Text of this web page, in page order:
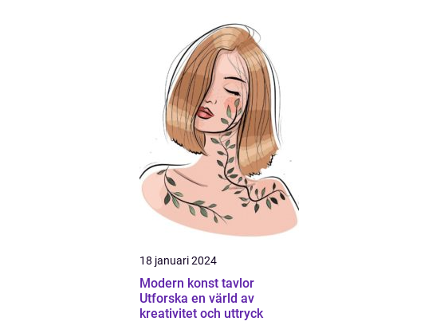
18 januari 2024
Modern konst tavlor
Utforska en värld av
kreativitet och uttryck